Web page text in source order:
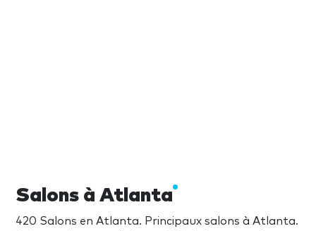
Salons à Atlanta
420 Salons en Atlanta. Principaux salons à Atlanta.